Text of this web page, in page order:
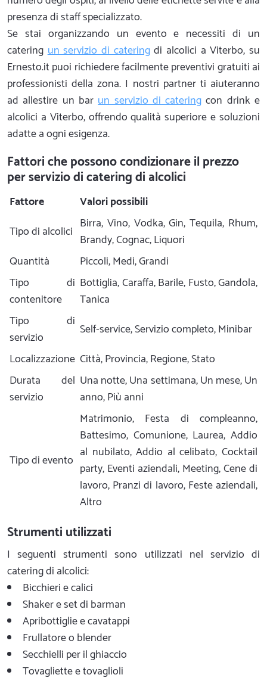
presenza di staff specializzato.
Se stai organizzando un evento e necessiti di un
cateringun servizio di cateringdi alcolici a Viterbo, su
Ernesto.it puoi richiedere facilmente preventivi gratuiti ai
professionisti della zona. I nostri partner ti aiuteranno
ad allestire un barun servizio di catering con drink e
alcolici a Viterbo, offrendo qualità superiore e soluzioni
adatte a ogni esigenza.
Fattori che possono condizionare il prezzo
per servizio di catering di alcolici
Fattore
Valori possibili
Tipo di alcolici Birra, Vino, Vodka, Gin, Tequila, Rhum,
Brandy, Cognac, Liquori
Quantità
Piccoli, Medi, Grandi
Tipo di
contenitore
Bottiglia, Caraffa, Barile, Fusto, Gandola,
Tanica
Tipo di
servizio
Self-service, Servizio completo, Minibar
Localizzazione Città, Provincia, Regione, Stato
Durata del
servizio
Una notte, Una settimana, Un mese, Un
anno, Più anni
Tipo di evento
Matrimonio, Festa di compleanno,
Battesimo, Comunione, Laurea, Addio
al nubilato, Addio al celibato, Cocktail
party, Eventi aziendali, Meeting, Cene di
lavoro, Pranzi di lavoro, Feste aziendali,
Altro
Strumenti utilizzati
I seguenti strumenti sono utilizzati nel servizio di
catering di alcolici:
Bicchieri e calici
Shaker e set di barman
Apribottiglie e cavatappi
Frullatore o blender
Secchielli per il ghiaccio
Tovagliette e tovaglioli